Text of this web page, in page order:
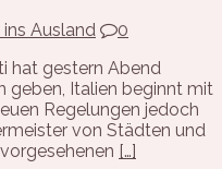
ins Ausland
0
hat gestern Abend
geben, Italien beginnt mit
Regelungen jedoch
von Städten und
[…]